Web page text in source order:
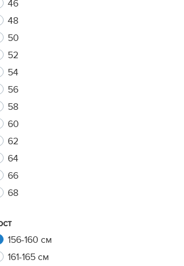
46
48
50
52
54
56
58
60
62
64
66
68
156-160 см
161-165 см